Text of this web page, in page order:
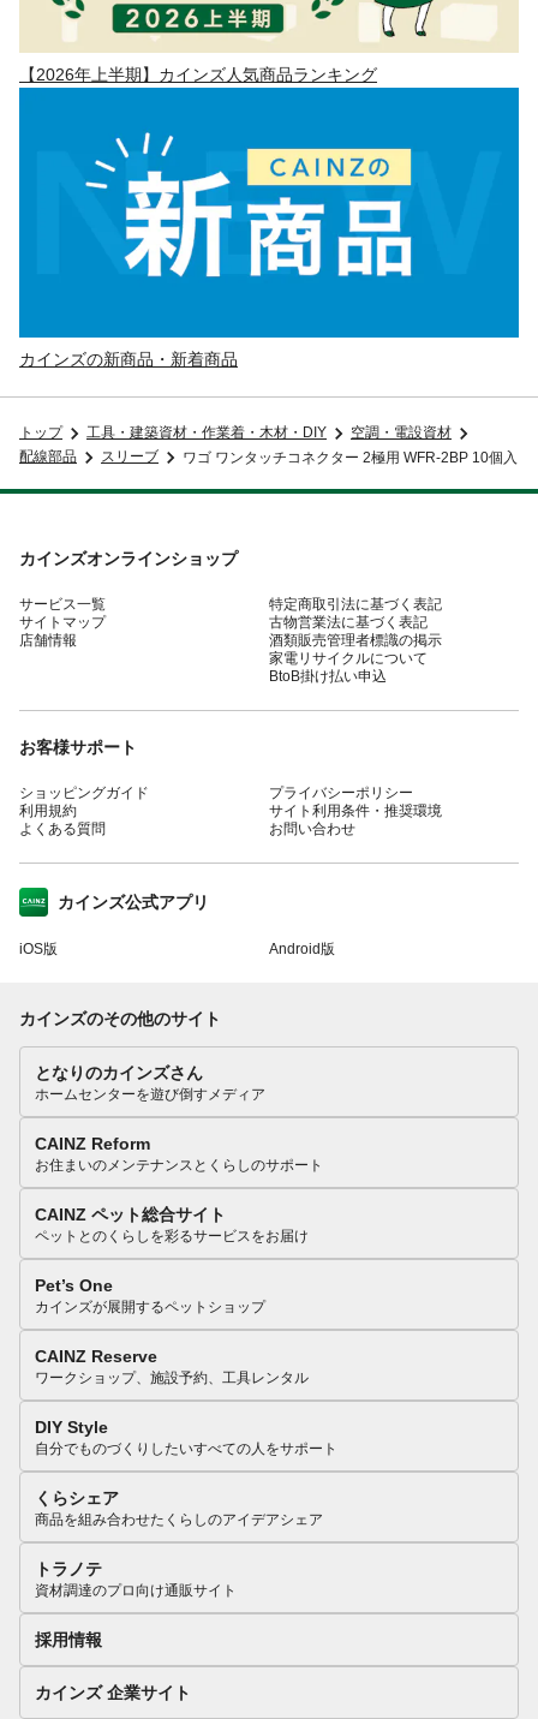
【2026年上半期】カインズ人気商品ランキング
カインズの新商品・新着商品
トップ 工具・建築資材・作業着・木材・DIY
空調・電設資材
配線部品
スリーブ ワゴ ワンタッチコネクター 2極用 WFR-2BP 10個入
カインズオンラインショップ
サービス一覧
サイトマップ
店舗情報
特定商取引法に基づく表記
古物営業法に基づく表記
酒類販売管理者標識の掲示
家電リサイクルについて
BtoB掛け払い申込
お客様サポート
ショッピングガイド
利用規約
よくある質問
プライバシーポリシー
サイト利用条件・推奨環境
お問い合わせ
カインズ公式アプリ
iOS版 Android版
カインズのその他のサイト
となりのカインズさん
ホームセンターを遊び倒すメディア
CAINZ Reform
お住まいのメンテナンスとくらしのサポート
CAINZ ペット総合サイト
ペットとのくらしを彩るサービスをお届け
Pet’s One
カインズが展開するペットショップ
CAINZ Reserve
ワークショップ、施設予約、工具レンタル
DIY Style
自分でものづくりしたいすべての人をサポート
くらシェア
商品を組み合わせたくらしのアイデアシェア
トラノテ
資材調達のプロ向け通販サイト
採用情報
カインズ 企業サイト